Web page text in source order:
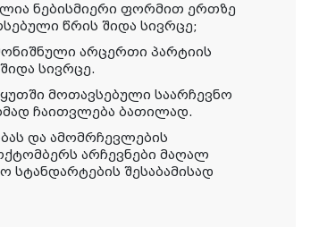
ნებისმიერი ფორმით ერთზე
წრის შიდა სივრცე;
არცერთი პარტიის
სივრცე.
მოთავსებული საარჩევნო
ჩაითვლება ბათილად.
და ამომრჩევლების
არჩევნები მაღალ
შესაბამისად